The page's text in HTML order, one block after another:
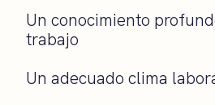
Un conocimiento
trabajo
Un adecuado clima